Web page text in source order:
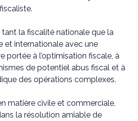
la fiscalité nationale que la
et internationale avec une
portée à l’optimisation fiscale, à
de potentiel abus fiscal et à
des opérations complexes.
matière civile et commerciale,
la résolution amiable de